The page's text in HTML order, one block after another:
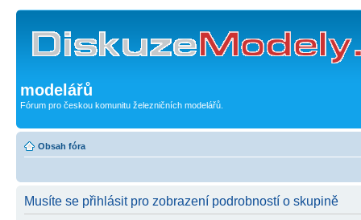
modelářů
Fórum pro českou komunitu železničních modelářů.
Obsah fóra
Musíte se přihlásit pro zobrazení podrobností o skupině